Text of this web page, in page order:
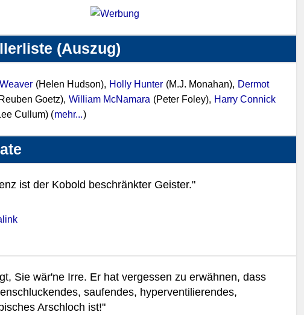
(Auszug)
(Helen Hudson), Holly Hunter (M.J. Monahan), Dermot
Goetz), William McNamara (Peter Foley), Harry Connick
Cullum) (mehr...)
ist der Kobold beschränkter Geister."
Sie wär'ne Irre. Er hat vergessen zu erwähnen, dass
saufendes, hyperventilierendes,
Arschloch ist!"